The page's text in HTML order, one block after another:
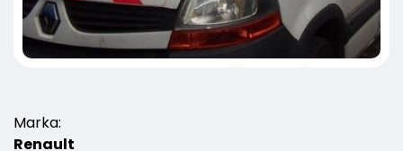
Marka:
Renault